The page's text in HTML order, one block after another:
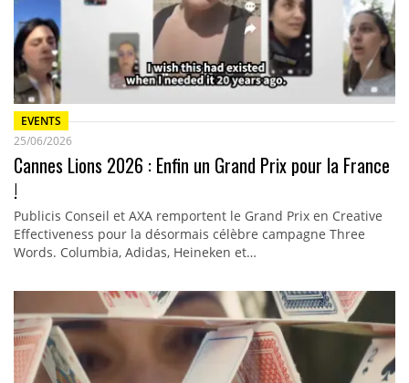
EVENTS
25/06/2026
Cannes Lions 2026 : Enfin un Grand Prix pour la France
!
Publicis Conseil et AXA remportent le Grand Prix en Creative
Effectiveness pour la désormais célèbre campagne Three
Words. Columbia, Adidas, Heineken et…